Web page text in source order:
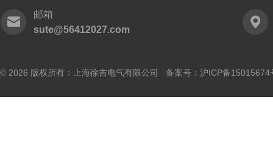
邮箱
sute@56412027.com
© 2026 版权所有：上海徐吉电气有限公司 备案号： 沪ICP备15015674